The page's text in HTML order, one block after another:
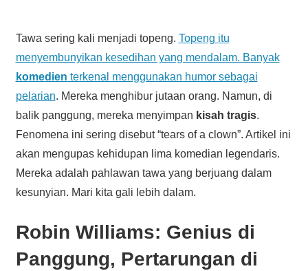
Tawa sering kali menjadi topeng. Topeng itu
menyembunyikan kesedihan yang mendalam. Banyak
komedien terkenal menggunakan humor sebagai
pelarian. Mereka menghibur jutaan orang. Namun, di
balik panggung, mereka menyimpan kisah tragis.
Fenomena ini sering disebut “tears of a clown”. Artikel ini
akan mengupas kehidupan lima komedian legendaris.
Mereka adalah pahlawan tawa yang berjuang dalam
kesunyian. Mari kita gali lebih dalam.
Robin Williams: Genius di
Panggung, Pertarungan di